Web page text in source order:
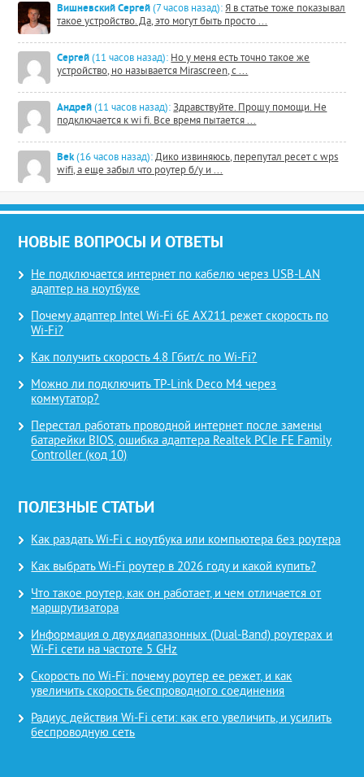
Вишневский Сергей (7 часов назад): Я в статье тоже показывал
такое устройство. Да, это могут быть просто ...
Сергей (11 часов назад): Но у меня есть точно такое же
устройство, но называется Mirascreen, с ...
Андрей (11 часов назад): Здравствуйте. Прошу помощи. Не
подключается к wi fi. Все время пытается ...
Bek(16 часов назад): Дико извиняюсь, перепутал ресет с wps
wifi, а еще забыл что роутер б/у и ...
НОВЫЕ ВОПРОСЫ И ОТВЕТЫ
Не подключается интернет по кабелю через USB-LAN
адаптер на ноутбуке
Почему адаптер Intel Wi-Fi 6E AX211 режет скорость по
Wi-Fi?
Как получить скорость 4.8 Гбит/с по Wi-Fi?
Можно ли подключить TP-Link Deco M4 через
коммутатор?
Перестал работать проводной интернет после замены
батарейки BIOS, ошибка адаптера Realtek PCIe FE Family
Controller (код 10)
ПОЛЕЗНЫЕ СТАТЬИ
Как раздать Wi-Fi с ноутбука или компьютера без роутера
Как выбрать Wi-Fi роутер в 2026 году и какой купить?
Что такое роутер, как он работает, и чем отличается от
маршрутизатора
Информация о двухдиапазонных (Dual-Band) роутерах и
Wi-Fi сети на частоте 5 GHz
Скорость по Wi-Fi: почему роутер ее режет, и как
увеличить скорость беспроводного соединения
Радиус действия Wi-Fi сети: как его увеличить, и усилить
беспроводную сеть